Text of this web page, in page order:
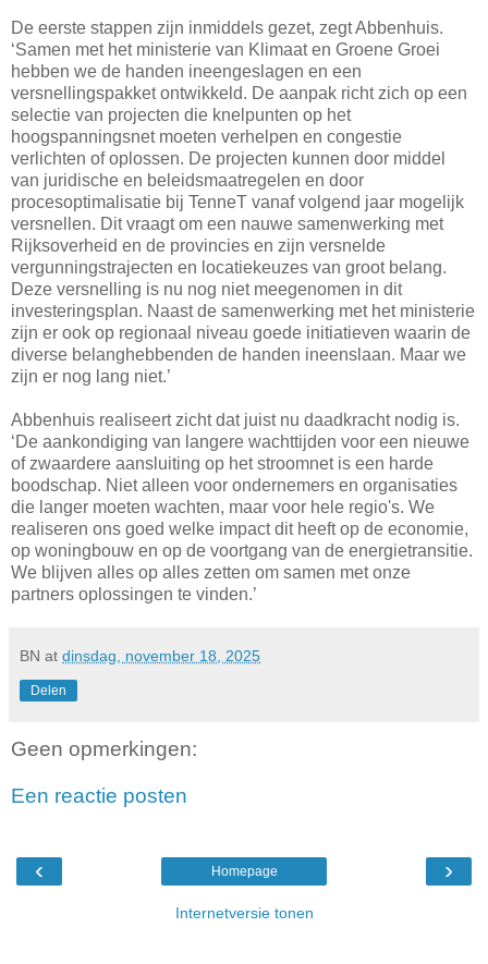
De eerste stappen zijn inmiddels gezet, zegt Abbenhuis.
‘Samen met het ministerie van Klimaat en Groene Groei
hebben we de handen ineengeslagen en een
versnellingspakket ontwikkeld. De aanpak richt zich op een
selectie van projecten die knelpunten op het
hoogspanningsnet moeten verhelpen en congestie
verlichten of oplossen. De projecten kunnen door middel
van juridische en beleidsmaatregelen en door
procesoptimalisatie bij TenneT vanaf volgend jaar mogelijk
versnellen. Dit vraagt om een nauwe samenwerking met
Rijksoverheid en de provincies en zijn versnelde
vergunningstrajecten en locatiekeuzes van groot belang.
Deze versnelling is nu nog niet meegenomen in dit
investeringsplan. Naast de samenwerking met het ministerie
zijn er ook op regionaal niveau goede initiatieven waarin de
diverse belanghebbenden de handen ineenslaan. Maar we
zijn er nog lang niet.’
Abbenhuis realiseert zicht dat juist nu daadkracht nodig is.
‘De aankondiging van langere wachttijden voor een nieuwe
of zwaardere aansluiting op het stroomnet is een harde
boodschap. Niet alleen voor ondernemers en organisaties
die langer moeten wachten, maar voor hele regio's. We
realiseren ons goed welke impact dit heeft op de economie,
op woningbouw en op de voortgang van de energietransitie.
We blijven alles op alles zetten om samen met onze
partners oplossingen te vinden.’
BN at dinsdag, november 18, 2025
Delen
Geen opmerkingen:
Een reactie posten
‹ ›
Homepage
Internetversie tonen